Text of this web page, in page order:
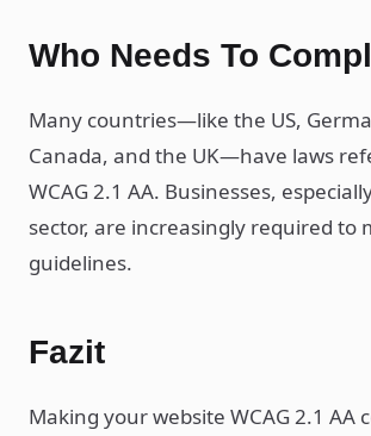
Who Needs To
Many countries—like the US,
Canada, and the UK—have laws
WCAG 2.1 AA. Businesses,
sector, are increasingly required to
guidelines.
Fazit
Making your website WCAG 2.1 AA